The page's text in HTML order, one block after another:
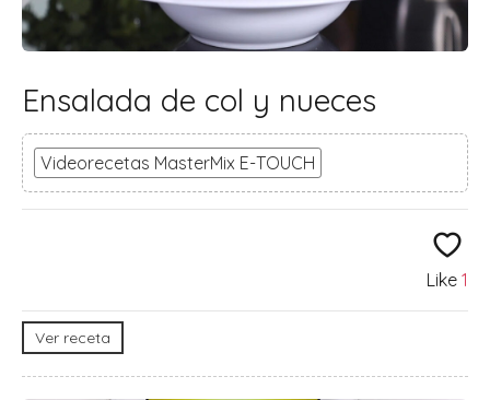
Ensalada de col y nueces
Videorecetas MasterMix E-TOUCH
Like 1
Ver receta